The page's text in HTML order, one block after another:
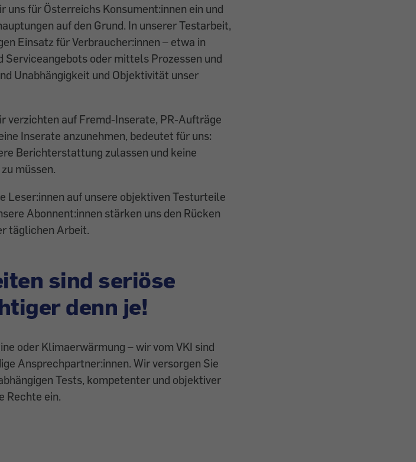
für Österreichs Konsument:innen ein und
auf den Grund. In unserer Testarbeit,
Einsatz für Verbraucher:innen – etwa in
Serviceangebots oder mittels Prozessen und
Unabhängigkeit und Objektivität unser
verzichten auf Fremd-Inserate, PR-Aufträge
Inserate anzunehmen, bedeutet für uns:
Berichterstattung zulassen und keine
müssen.
Leser:innen auf unsere objektiven Testurteile
Abonnent:innen stärken uns den Rücken
täglichen Arbeit.
sind seriöse
denn je!
oder Klimaerwärmung – wir vom VKI sind
Ansprechpartner:innen. Wir versorgen Sie
Tests, kompetenter und objektiver
Rechte ein.